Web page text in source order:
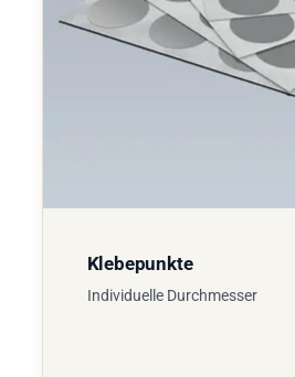
Klebepunkte
Individuelle Durchmesser